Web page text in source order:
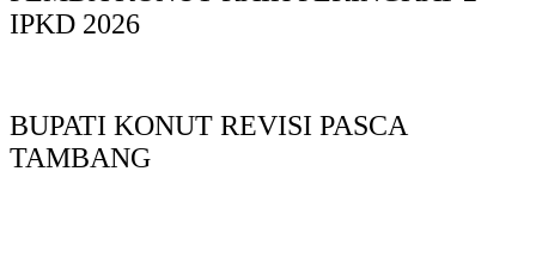
IPKD 2026
BUPATI KONUT REVISI PASCA
TAMBANG